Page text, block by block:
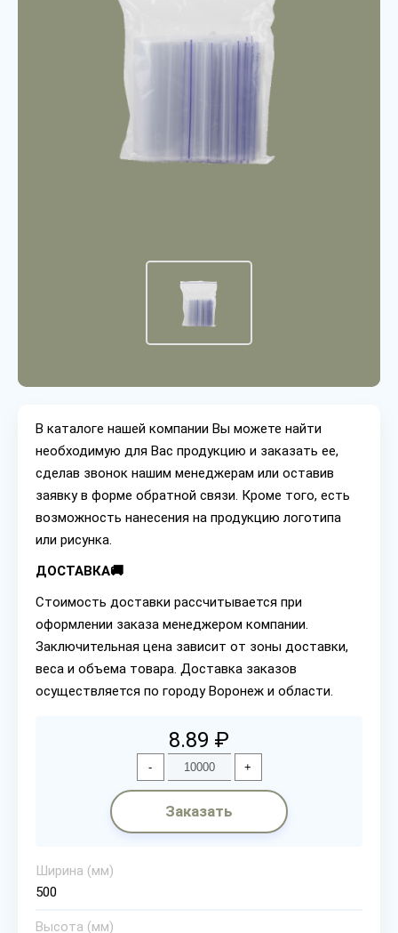
В каталоге нашей компании Вы можете найти
необходимую для Вас продукцию и заказать ее,
сделав звонок нашим менеджерам или оставив
заявку в форме обратной связи. Кроме того, есть
возможность нанесения на продукцию логотипа
или рисунка.
ДОСТАВКА🚚
Стоимость доставки рассчитывается при
оформлении заказа менеджером компании.
Заключительная цена зависит от зоны доставки,
веса и объема товара. Доставка заказов
осуществляется по городу Воронеж и области.
8.89 ₽
- +
Заказать
Ширина (мм)
500
Высота (мм)